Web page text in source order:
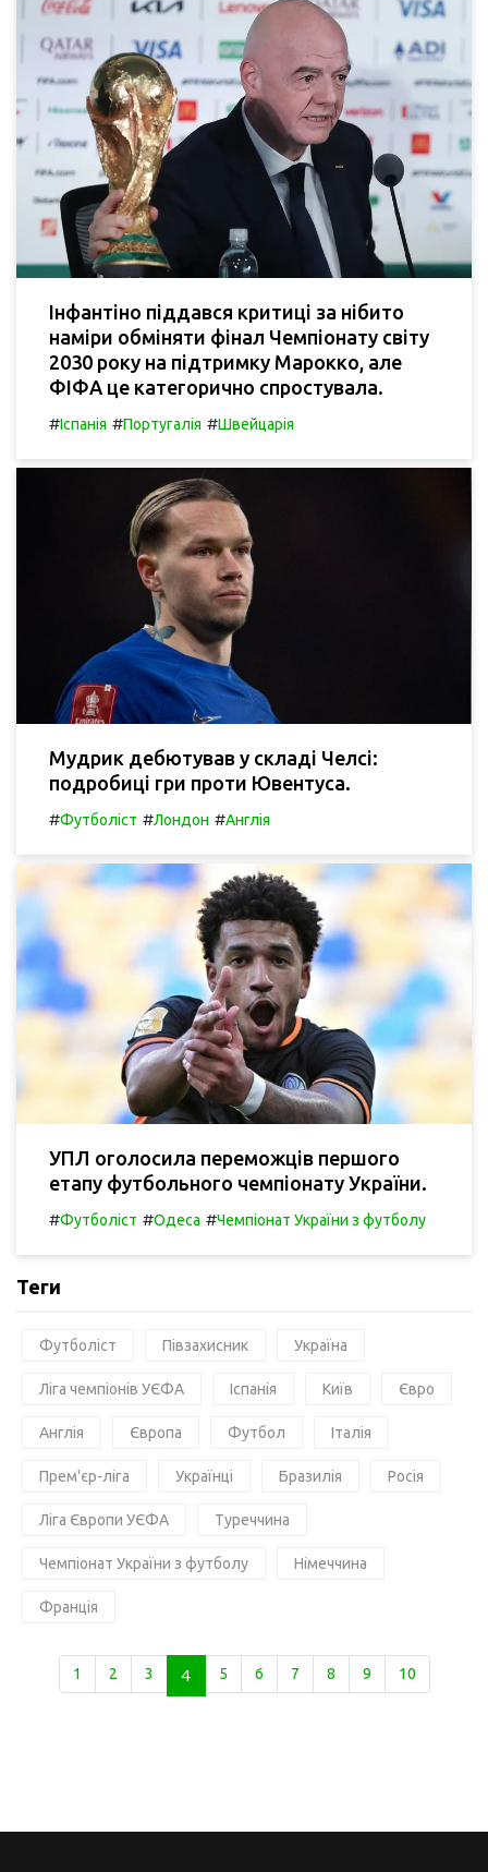
Інфантіно піддався критиці за нібито
наміри обміняти фінал Чемпіонату світу
2030 року на підтримку Марокко, але
ФІФА це категорично спростувала.
#Іспанія #Португалія #Швейцарія
Мудрик дебютував у складі Челсі:
подробиці гри проти Ювентуса.
#Футболіст #Лондон #Англія
УПЛ оголосила переможців першого
етапу футбольного чемпіонату України.
#Футболіст #Одеса #Чемпіонат України з футболу
Теги
Футболіст Півзахисник Україна
Ліга чемпіонів УЄФА Іспанія Київ Євро
Англія Європа Футбол Італія
Прем'єр-ліга Українці Бразилія Росія
Ліга Європи УЄФА Туреччина
Чемпіонат України з футболу Німеччина
Франція
1 2 3 4 5 6 7 8 9 10